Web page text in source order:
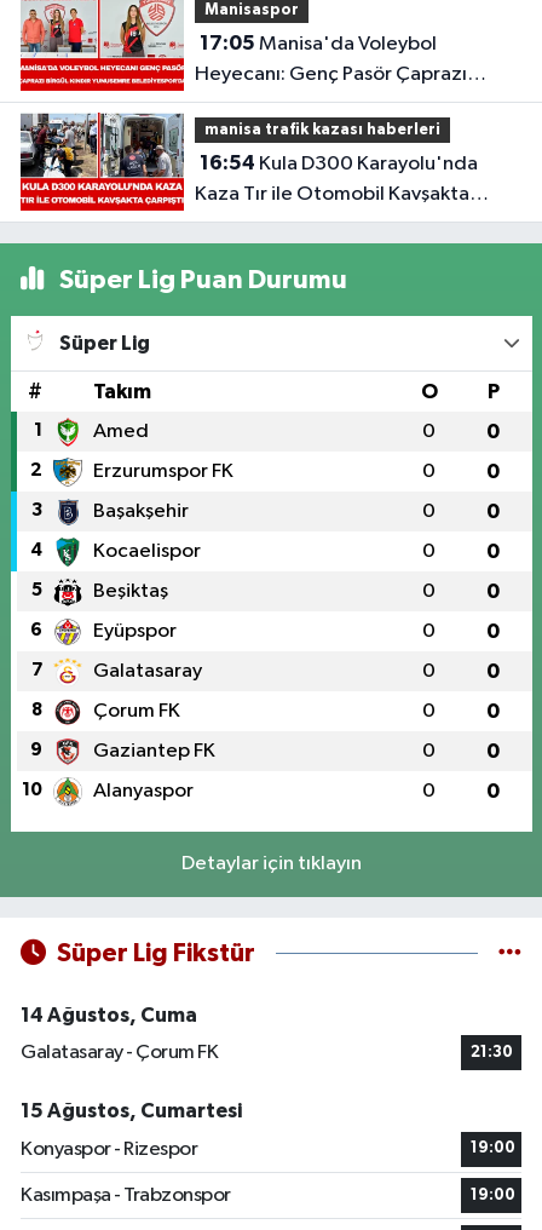
Manisaspor
17:05
Heyecanı: Genç Pasör Çaprazı
Birgül Kındır Yunusemre
Belediyespor'da
manisa trafik kazası haberleri
16:54
Kaza Tır ile Otomobil Kavşakta
Çarpıştı
Süper Lig Puan Durumu
Süper Lig
# Takım O P
1 Amed 0 0
2 Erzurumspor FK 0 0
3 Başakşehir 0 0
4 Kocaelispor 0 0
5 Beşiktaş 0 0
6 Eyüpspor 0 0
7 Galatasaray 0 0
8 Çorum FK 0 0
9 Gaziantep FK 0 0
10 Alanyaspor 0 0
Detaylar için tıklayın
Süper Lig Fikstür
14 Ağustos, Cuma
Galatasaray - Çorum FK
21:30
15 Ağustos, Cumartesi
Konyaspor - Rizespor
19:00
Kasımpaşa - Trabzonspor 19:00